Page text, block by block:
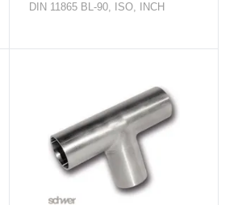
DIN 11865 BL-90, ISO, INCH